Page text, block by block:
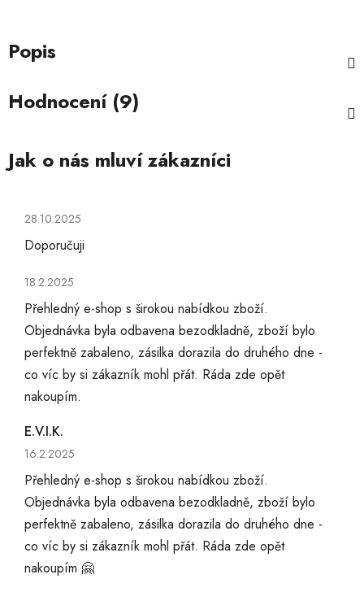
Popis
Hodnocení (9)
Hodnocení obchodu je 5 z 5 hvězdiček.
28.10.2025
Doporučuji
Hodnocení obchodu je 5 z 5 hvězdiček.
18.2.2025
Přehledný e-shop s širokou nabídkou zboží.
Objednávka byla odbavena bezodkladně, zboží bylo
perfektně zabaleno, zásilka dorazila do druhého dne -
co víc by si zákazník mohl přát. Ráda zde opět
nakoupím.
E.V.I.K.
Hodnocení obchodu je 5 z 5 hvězdiček.
16.2.2025
Přehledný e-shop s širokou nabídkou zboží.
Objednávka byla odbavena bezodkladně, zboží bylo
perfektně zabaleno, zásilka dorazila do druhého dne -
co víc by si zákazník mohl přát. Ráda zde opět
nakoupím 🤗